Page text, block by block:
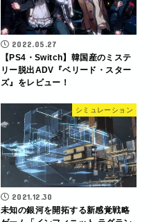
2022.05.27
【PS4・Switch】韓国産のミステ
リー脱出ADV『ベリード・スター
ズ』をレビュー！
シミュレーション
2021.12.30
未知の銀河を開拓する新感覚戦略